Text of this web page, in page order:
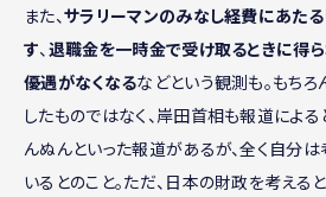
また、サラリーマンのみなし経費にあたる
す、 退職金を一時金で受け取るときに得ら
優遇がなくなるなどという観測も。もち
したものではなく、岸田首相も報道による
んぬんといった報道があるが、全く自分は
いるとのこと。ただ、日本の財政を考える